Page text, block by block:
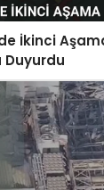
İkinci
Duyurdu